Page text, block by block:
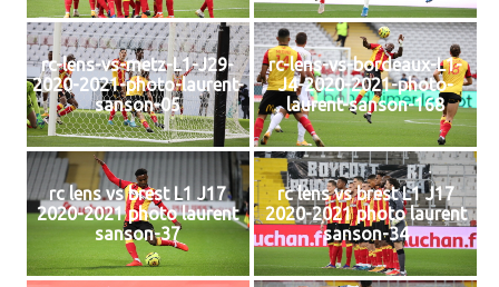
rc-lens-vs-metz-L1-J29-
2020-2021-photo-laurent-
sanson-05
rc-lens-vs-bordeaux-L1-
J4-2020-2021-photo-
laurent-sanson-168
rc lens vs brest L1 J17
2020-2021 photo laurent
sanson-37
rc lens vs brest L1 J17
2020-2021 photo laurent
sanson-34